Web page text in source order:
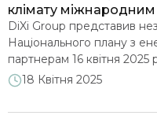
клімату
DiXi Group представив
Національного плану з
партнерам 16 квітня 2025
Консультативної групи
(НПЕК) на період до 2030
18 Квітня 2025